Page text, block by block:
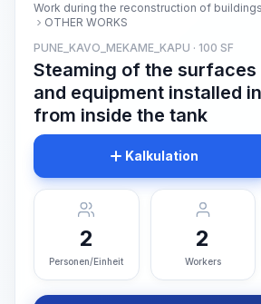
Work during the reconstruction of
OTHER WORKS
PUNE_KAVO_MEKAME_KAPU · 100 SF
Steaming of the surfaces
and equipment installed
from inside the tank
Kalkulation
2
Personen/Einheit
2
Workers